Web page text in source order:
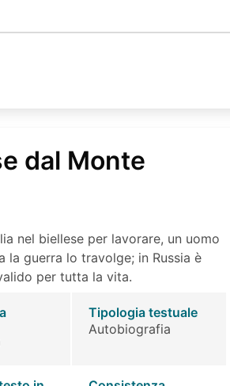
dal Monte
nel biellese per lavorare, un uomo
la guerra lo travolge; in Russia è
per tutta la vita.
Tipologia testuale
Autobiografia